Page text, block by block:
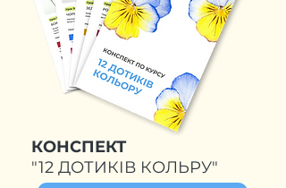
КОНСПЕКТ
"12 ДОТИКІВ КОЛЬРУ"